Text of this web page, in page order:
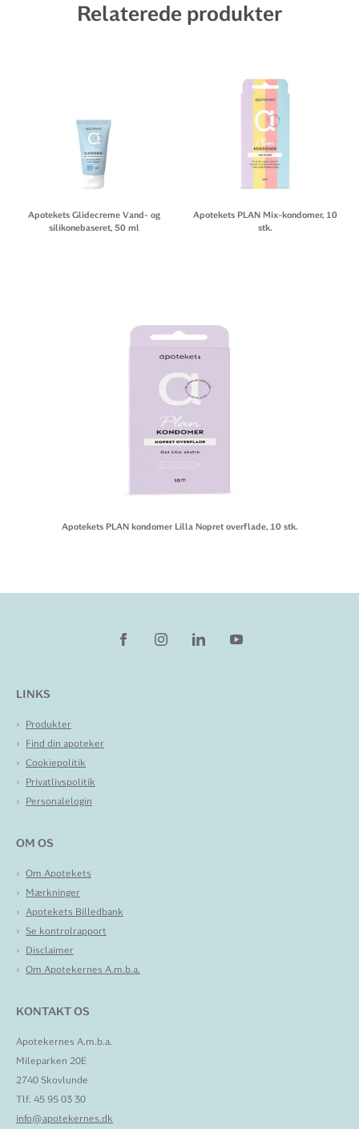
Relaterede produkter
Apotekets Glidecreme Vand- og
silikonebaseret, 50 ml
Apotekets PLAN Mix-kondomer, 10
stk.
Apotekets PLAN kondomer Lilla Nopret overflade, 10 stk.
LINKS
Produkter
Find din apoteker
Cookiepolitik
Privatlivspolitik
Personalelogin
OM OS
Om Apotekets
Mærkninger
Apotekets Billedbank
Se kontrolrapport
Disclaimer
Om Apotekernes A.m.b.a.
KONTAKT OS
Apotekernes A.m.b.a.
Mileparken 20E
2740 Skovlunde
Tlf. 45 95 03 30
info@apotekernes.dk